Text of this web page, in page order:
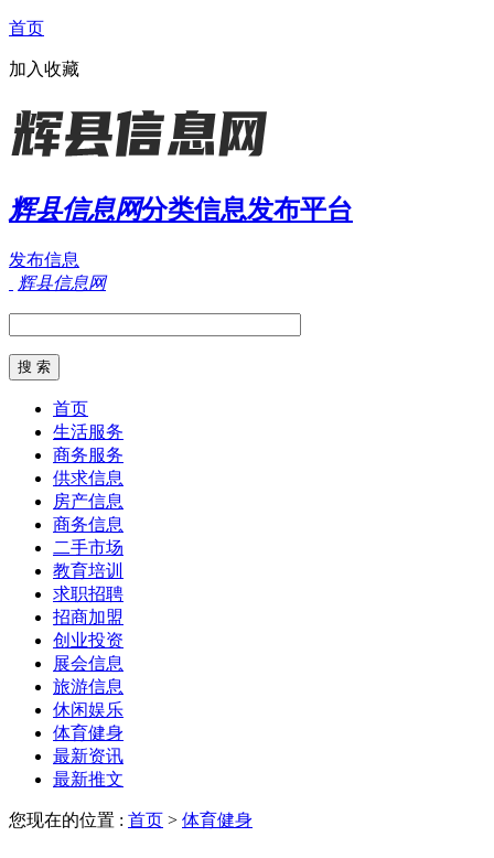
首页
加入收藏
辉县信息网分类信息发布平台
发布信息
辉县信息网
首页
生活服务
商务服务
供求信息
房产信息
商务信息
二手市场
教育培训
求职招聘
招商加盟
创业投资
展会信息
旅游信息
休闲娱乐
体育健身
最新资讯
最新推文
您现在的位置 : 首页 > 体育健身